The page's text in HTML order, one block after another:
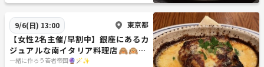
9/6(日) 13:00 東京都
【女性2名主催/早割中】銀座にあるカ
ジュアルな南イタリア料理店🙈🙉🙊
🥂🇮🇹🌿に行こう✨✨20代30代限定
一緒に作ろう若者帝国🔮🪄︎︎✨